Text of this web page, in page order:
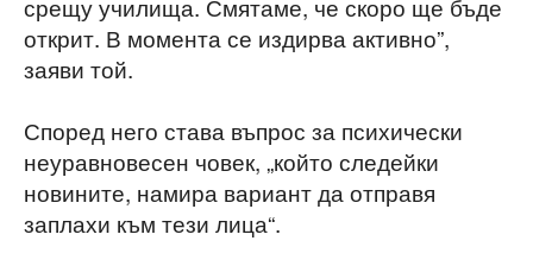
срещу училища. Смятаме, че скоро ще бъде
открит. В момента се издирва активно”,
заяви той.
Според него става въпрос за психически
неуравновесен човек, „който следейки
новините, намира вариант да отправя
заплахи към тези лица“.